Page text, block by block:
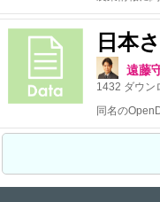
日本
遠藤
1432 ダウン